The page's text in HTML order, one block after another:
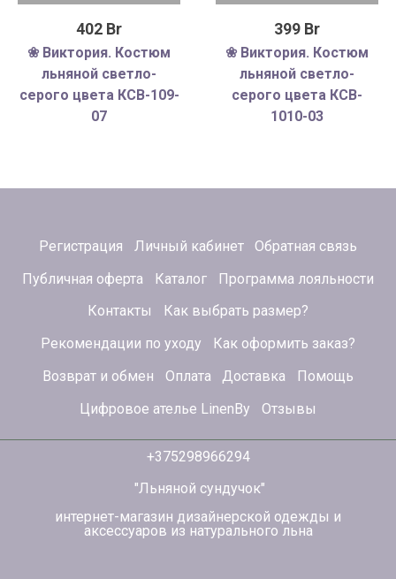
402 Br
❀ Виктория. Костюм
льняной светло-
серого цвета КCB-109-
07
399 Br
❀ Виктория. Костюм
льняной светло-
серого цвета КCB-
1010-03
Регистрация Личный кабинет
Обратная связь
Публичная оферта
Каталог
Программа лояльности
Контакты
Как выбрать размер?
Рекомендации по уходу
Как оформить заказ?
Возврат и обмен
Оплата Доставка
Помощь
Цифровое ателье LinenBy
Отзывы
+375298966294
"Льняной сундучок"
интернет-магазин дизайнерской одежды и
аксессуаров из натурального льна